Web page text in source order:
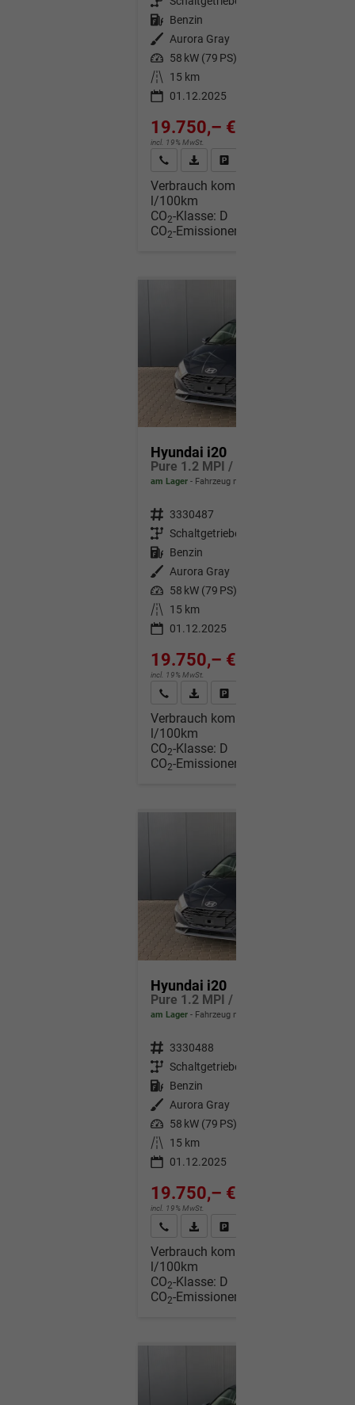
Kraftstoff Benzin
Außenfarbe Aurora Gray
Leistung 58 kW (79 PS)
Kilometerstand
15 km
01.12.2025
19.750,– €
incl. 19% MwSt.
Wir rufen Sie anFahrzeugexposé (PDF)
Verbrauch kombiniert:
l/100km
CO2-Klasse: D
CO2-Emissionen:
Hyundai i20
am Lager Fahrzeug mit Tageszulassung
Fahrzeugnr. 3330487
Getriebe Schaltgetriebe
Kraftstoff Benzin
Außenfarbe Aurora Gray
Leistung 58 kW (79 PS)
Kilometerstand
15 km
01.12.2025
19.750,– €
incl. 19% MwSt.
Wir rufen Sie anFahrzeugexposé (PDF)
Verbrauch kombiniert:
l/100km
CO2-Klasse: D
CO2-Emissionen:
Hyundai i20
am Lager Fahrzeug mit Tageszulassung
Fahrzeugnr. 3330488
Getriebe Schaltgetriebe
Kraftstoff Benzin
Außenfarbe
Aurora Gray
Leistung 58 kW (79 PS)
Kilometerstand
15 km
01.12.2025
19.750,– €
incl. 19% MwSt.
Wir rufen Sie anFahrzeugexposé (PDF)
Verbrauch kombiniert:
l/100km
CO2-Klasse: D
CO2-Emissionen: